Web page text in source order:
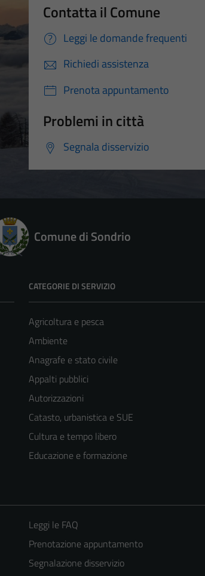
Contatta il Comune
Leggi le domande frequenti
Richiedi assistenza
Prenota appuntamento
Problemi in città
Segnala disservizio
Comune di Sondrio
CATEGORIE DI SERVIZIO
Agricoltura e pesca
Ambiente
Anagrafe e stato civile
Appalti pubblici
Autorizzazioni
Catasto, urbanistica e SUE
Cultura e tempo libero
Educazione e formazione
Leggi le FAQ
Prenotazione appuntamento
Segnalazione disservizio